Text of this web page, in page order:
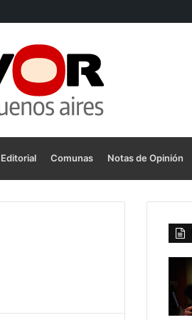
Editorial Comunas Notas de Opinión